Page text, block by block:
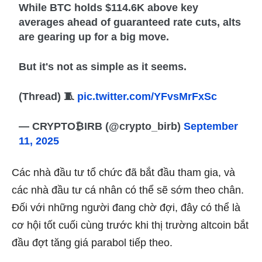
While BTC holds $114.6K above key
averages ahead of guaranteed rate cuts, alts
are gearing up for a big move.
But it's not as simple as it seems.
(Thread) 🧵 pic.twitter.com/YFvsMrFxSc
— CRYPTO₿IRB (@crypto_birb)September
11, 2025
Các nhà đầu tư tổ chức đã bắt đầu tham gia, và
các nhà đầu tư cá nhân có thể sẽ sớm theo chân.
Đối với những người đang chờ đợi, đây có thể là
cơ hội tốt cuối cùng trước khi thị trường altcoin bắt
đầu đợt tăng giá parabol tiếp theo.